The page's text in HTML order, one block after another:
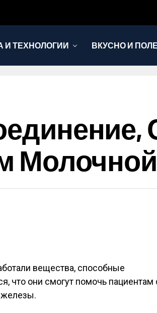
И ТЕХНОЛОГИИ ВКУСНО И
вещества, способные
что они смогут помочь пациентам
железы.